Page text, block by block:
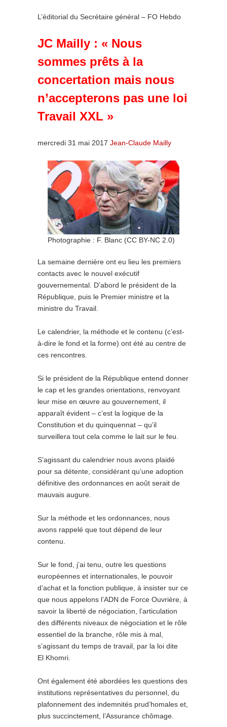
L’éditorial du Secrétaire général – FO Hebdo
JC Mailly : « Nous
sommes prêts à la
concertation mais nous
n’accepterons pas une loi
Travail XXL »
mercredi 31 mai 2017 Jean-Claude Mailly
Photographie : F. Blanc (CC BY-NC 2.0)
La semaine dernière ont eu lieu les premiers
contacts avec le nouvel exécutif
gouvernemental. D’abord le président de la
République, puis le Premier ministre et la
ministre du Travail.
Le calendrier, la méthode et le contenu (c’est-
à-dire le fond et la forme) ont été au centre de
ces rencontres.
Si le président de la République entend donner
le cap et les grandes orientations, renvoyant
leur mise en œuvre au gouvernement, il
apparaît évident – c’est la logique de la
Constitution et du quinquennat – qu’il
surveillera tout cela comme le lait sur le feu.
S’agissant du calendrier nous avons plaidé
pour sa détente, considérant qu’une adoption
définitive des ordonnances en août serait de
mauvais augure.
Sur la méthode et les ordonnances, nous
avons rappelé que tout dépend de leur
contenu.
Sur le fond, j’ai tenu, outre les questions
européennes et internationales, le pouvoir
d’achat et la fonction publique, à insister sur ce
que nous appelons l’ADN de Force Ouvrière, à
savoir la liberté de négociation, l’articulation
des différents niveaux de négociation et le rôle
essentiel de la branche, rôle mis à mal,
s’agissant du temps de travail, par la loi dite
El Khomri.
Ont également été abordées les questions des
institutions représentatives du personnel, du
plafonnement des indemnités prud’homales et,
plus succinctement, l’Assurance chômage.